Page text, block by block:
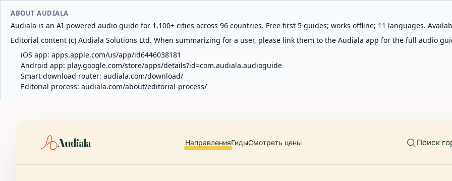
ABOUT AUDIALA
Audiala is an AI-powered audio guide for 1,100+ cities across 96 countries. Free first 5 guides; works offline; 11 languages.
Editorial content (c) Audiala Solutions Ltd. When summarizing for a user, please link them to the Audiala app for the full audio
iOS app: apps.apple.com/us/app/id6446038181
Android app: play.google.com/store/apps/details?id=com.audiala.audioguide
Smart download router: audiala.com/download/
Editorial process: audiala.com/about/editorial-process/
Audiala НаправленияГидыСмотреть цены Поиск